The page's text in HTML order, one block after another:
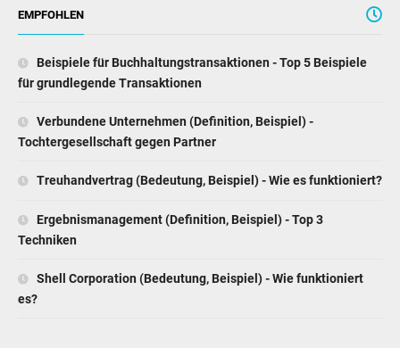
EMPFOHLEN
Beispiele für Buchhaltungstransaktionen - Top 5 Beispiele
für grundlegende Transaktionen
Verbundene Unternehmen (Definition, Beispiel) -
Tochtergesellschaft gegen Partner
Treuhandvertrag (Bedeutung, Beispiel) - Wie es funktioniert?
Ergebnismanagement (Definition, Beispiel) - Top 3
Techniken
Shell Corporation (Bedeutung, Beispiel) - Wie funktioniert
es?